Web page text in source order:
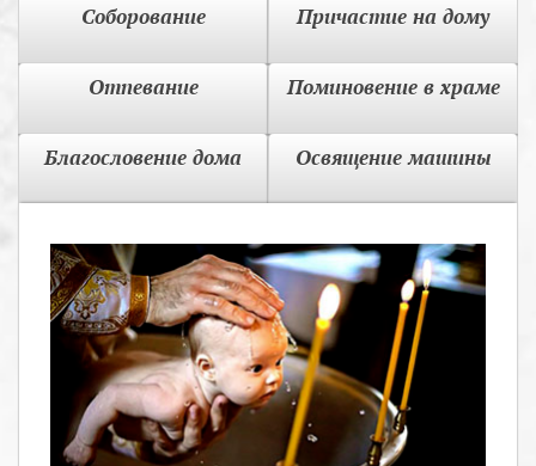
Соборование Причастие на дому
Отпевание Поминовение в храме
Благословение дома Освящение машины